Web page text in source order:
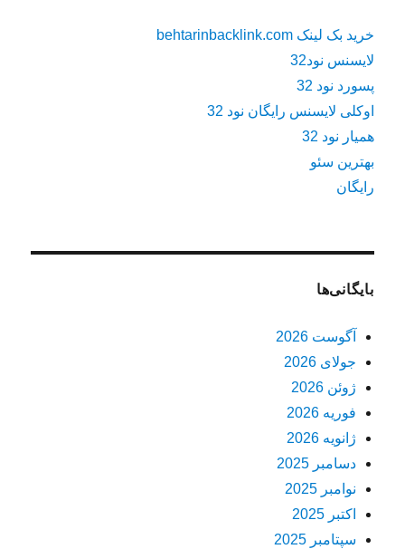
خرید بک لینک behtarinbacklink.com
لایسنس نود32
پسورد نود 32
اوکلی لایسنس رایگان نود 32
همیار نود 32
بهترین سئو
رایگان
بایگانی‌ها
آگوست 2026
جولای 2026
ژوئن 2026
فوریه 2026
ژانویه 2026
دسامبر 2025
نوامبر 2025
اکتبر 2025
سپتامبر 2025